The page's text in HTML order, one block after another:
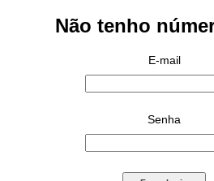
Não tenho
E-mail
Senha